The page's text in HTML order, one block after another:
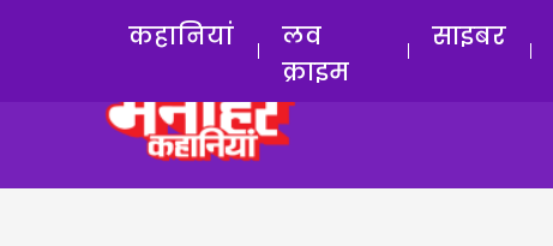
कहानियां
लव
क्राइम
साइबर